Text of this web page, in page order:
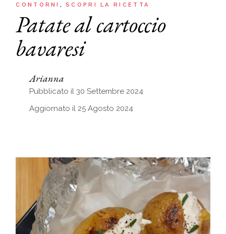
CONTORNI
SCOPRI LA RICETTA
Patate al cartoccio
bavaresi
Arianna
Pubblicato il 30 Settembre 2024
Aggiornato il 25 Agosto 2024